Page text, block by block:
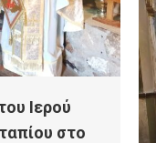
Ιερού
στο